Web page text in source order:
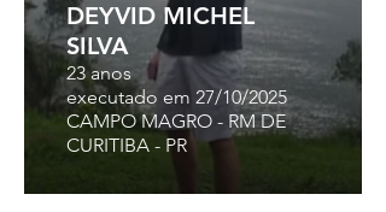
DEYVID MICHEL
SILVA
23 anos
executado em 27/10/2025
CAMPO MAGRO - RM DE
CURITIBA - PR